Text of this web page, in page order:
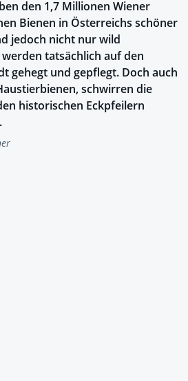
den 1,7 Millionen Wiener
Bienen in Österreichs schöner
jedoch nicht nur wild
tatsächlich auf den
gehegt und gepflegt. Doch auch
schwirren die
historischen Eckpfeilern